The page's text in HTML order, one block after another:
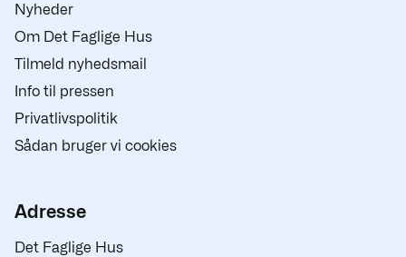
Nyheder
Om Det Faglige Hus
Tilmeld nyhedsmail
Info til pressen
Privatlivspolitik
Sådan bruger vi cookies
Adresse
Det Faglige Hus